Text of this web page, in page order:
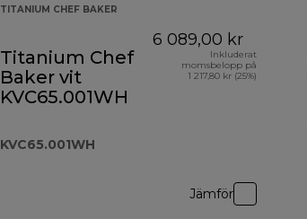
TITANIUM CHEF BAKER
Titanium Chef
Baker vit
KVC65.001WH
KVC65.001WH
6 089,00 kr
Inkluderat
momsbelopp på
1 217,80 kr (25%)
Jämför